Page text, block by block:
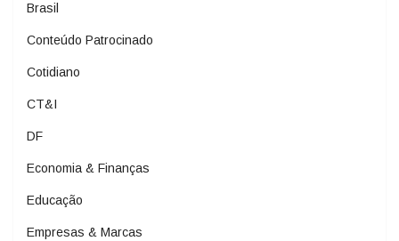
Brasil
Conteúdo Patrocinado
Cotidiano
CT&I
DF
Economia & Finanças
Educação
Empresas & Marcas